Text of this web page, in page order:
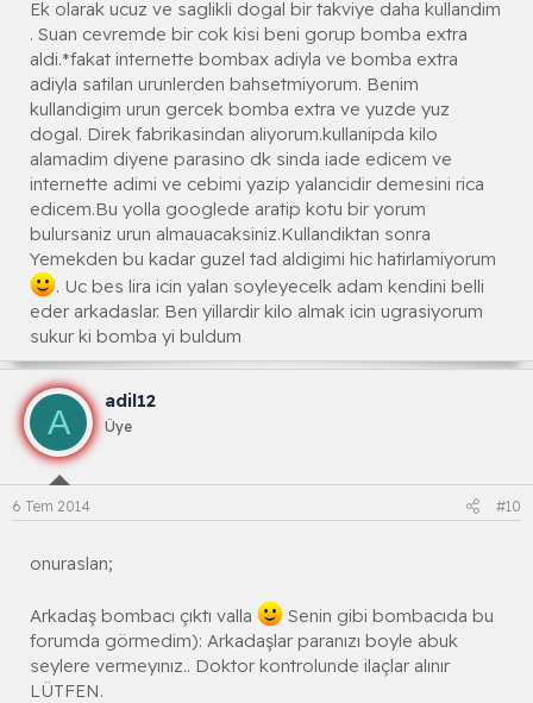
Ek olarak ucuz ve saglikli dogal bir takviye daha kullandim
. Suan cevremde bir cok kisi beni gorup bomba extra
aldi.*fakat internette bombax adiyla ve bomba extra
adiyla satilan urunlerden bahsetmiyorum. Benim
kullandigim urun gercek bomba extra ve yuzde yuz
dogal. Direk fabrikasindan aliyorum.kullanipda kilo
alamadim diyene parasino dk sinda iade edicem ve
internette adimi ve cebimi yazip yalancidir demesini rica
edicem.Bu yolla googlede aratip kotu bir yorum
bulursaniz urun almauacaksiniz.Kullandiktan sonra
Yemekden bu kadar guzel tad aldigimi hic hatirlamiyorum
. Uc bes lira icin yalan soyleyecelk adam kendini belli
eder arkadaslar. Ben yillardir kilo almak icin ugrasiyorum
sukur ki bomba yi buldum
A
adil12
Üye
6 Tem 2014 #10
onuraslan;
Arkadaş bombacı çıktı valla
Senin gibi bombacıda bu
forumda görmedim): Arkadaşlar paranızı boyle abuk
seylere vermeyınız.. Doktor kontrolunde ilaçlar alınır
LÜTFEN.